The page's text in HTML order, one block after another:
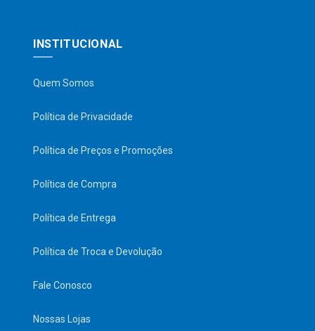
INSTITUCIONAL
Quem Somos
Política de Privacidade
Política de Preços e Promoções
Política de Compra
Política de Entrega
Política de Troca e Devolução
Fale Conosco
Nossas Lojas